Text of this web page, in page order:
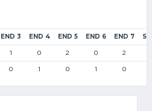
END 3 END 4 END 5 END 6 END 7
1 0 2 0 2
0 1 0 1 0